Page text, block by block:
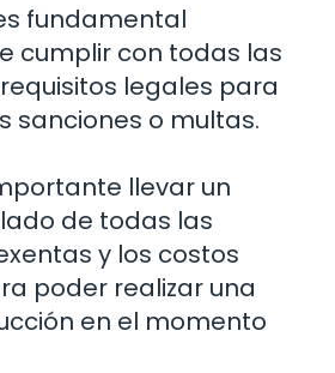
fundamental
cumplir con todas las
legales para
sanciones o multas.
llevar un
de todas las
y los costos
poder realizar una
en el momento